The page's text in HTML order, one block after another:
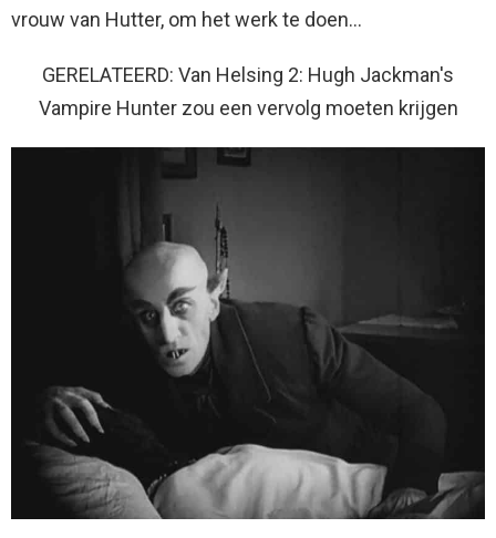
vrouw van Hutter, om het werk te doen…
GERELATEERD: Van Helsing 2: Hugh Jackman's
Vampire Hunter zou een vervolg moeten krijgen